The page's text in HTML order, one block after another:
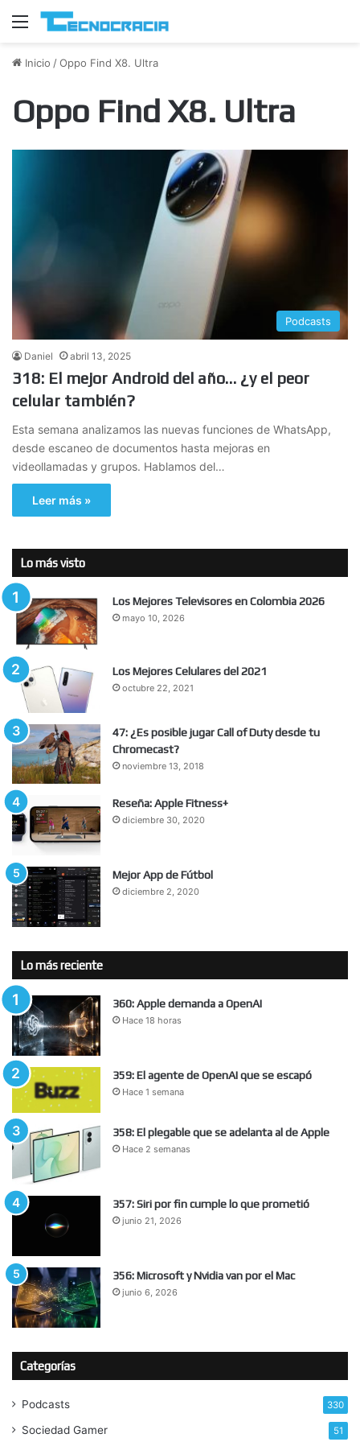
Menú
Inicio /Oppo Find X8. Ultra
Oppo Find X8. Ultra
Podcasts
Daniel abril 13, 2025
318: El mejor Android del año… ¿y el peor
celular también?
Esta semana analizamos las nuevas funciones de WhatsApp,
desde escaneo de documentos hasta mejoras en
videollamadas y grupos. Hablamos del…
Leer más »
Lo más visto
Los Mejores Televisores en Colombia 2026
mayo 10, 2026
Los Mejores Celulares del 2021
octubre 22, 2021
47: ¿Es posible jugar Call of Duty desde tu
Chromecast?
noviembre 13, 2018
Reseña: Apple Fitness+
diciembre 30, 2020
Mejor App de Fútbol
diciembre 2, 2020
Lo más reciente
360: Apple demanda a OpenAI
Hace 18 horas
359: El agente de OpenAI que se escapó
Hace 1 semana
358: El plegable que se adelanta al de Apple
Hace 2 semanas
357: Siri por fin cumple lo que prometió
junio 21, 2026
356: Microsoft y Nvidia van por el Mac
junio 6, 2026
Categorías
Podcasts 330
Sociedad Gamer 51